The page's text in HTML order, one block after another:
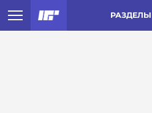
РАЗДЕЛЫ